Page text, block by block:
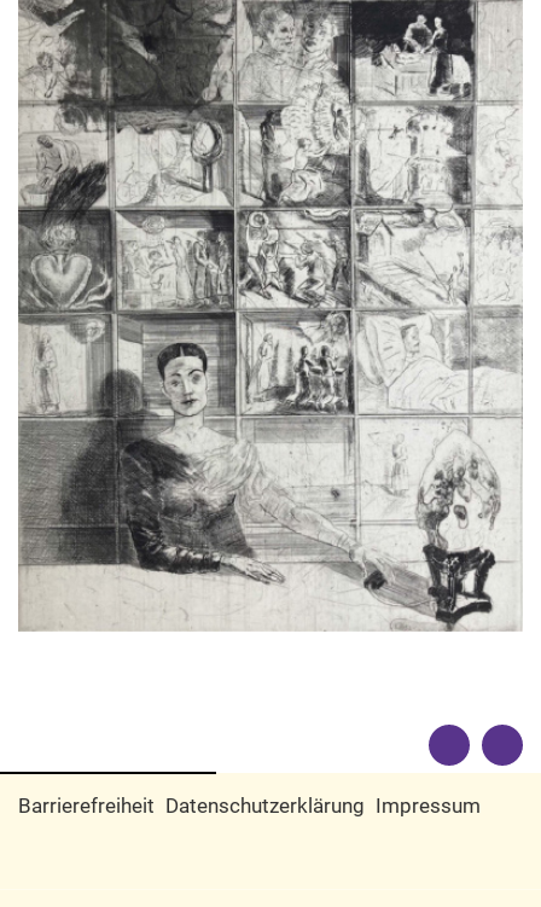
Barrierefreiheit Datenschutzerklärung Impressum